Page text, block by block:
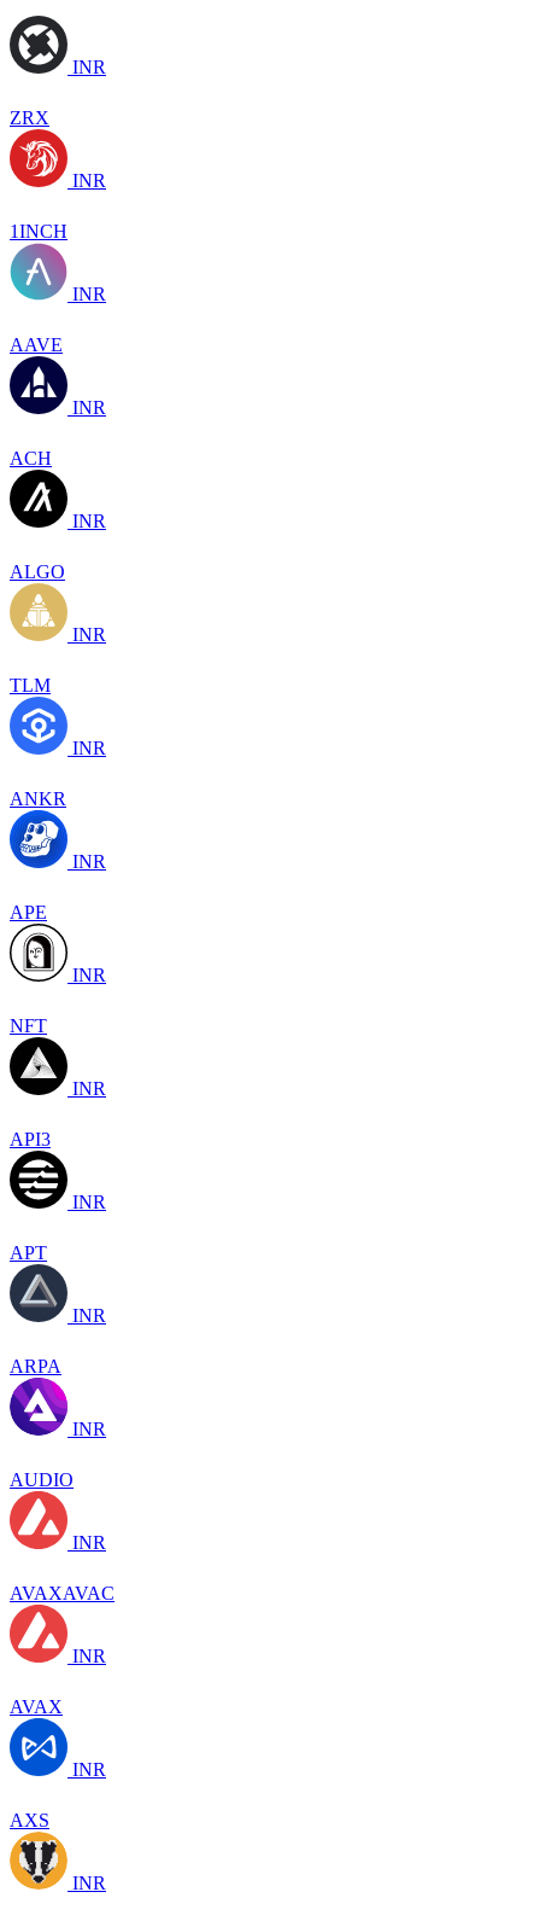
INR
ZRX
INR
1INCH
INR
AAVE
INR
ACH
INR
ALGO
INR
TLM
INR
ANKR
INR
APE
INR
NFT
INR
API3
INR
APT
INR
ARPA
INR
AUDIO
INR
AVAXAVAC
INR
AVAX
INR
AXS
INR